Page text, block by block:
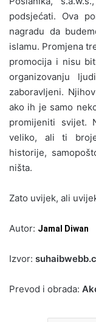
podsjećati. Ova
nagradu da
islamu. Promjena
promocija i nisu
organizovanju
zaboravljeni.
ako ih je samo
promijeniti svijet.
veliko, ali ti
historije,
ništa.
Zato uvijek, ali
Autor: Jamal Diwan
Izvor:
Prevod i obrada: